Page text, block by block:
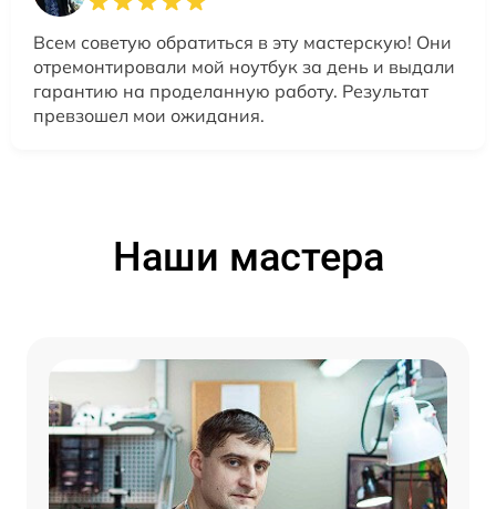
Всем советую обратиться в эту мастерскую! Они
отремонтировали мой ноутбук за день и выдали
гарантию на проделанную работу. Результат
превзошел мои ожидания.
Наши мастера